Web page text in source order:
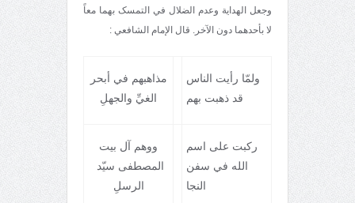
وجعل الهداية وعدم الضلال في التمسک بهما معاً
لا بأحدهما دون الآخر. قال الإمام الشافعي :
ولمّا رأيت الناس
قد ذهبت بهم
مذاهبهم في أبحر
الغيِّ والجهلِ
رکبت علی اسم
الله في سفن
النجا
ووهم آل بيت
المصطفی سيّد
الرسلِ